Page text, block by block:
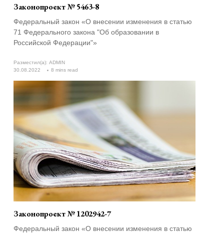
Законопроект № 5463-8
Федеральный закон «О внесении изменения в статью
71 Федерального закона "Об образовании в
Российской Федерации"»
Разместил(а): ADMIN
30.08.2022
8 mins read
Законопроект № 1202942-7
Федеральный закон «О внесении изменения в статью